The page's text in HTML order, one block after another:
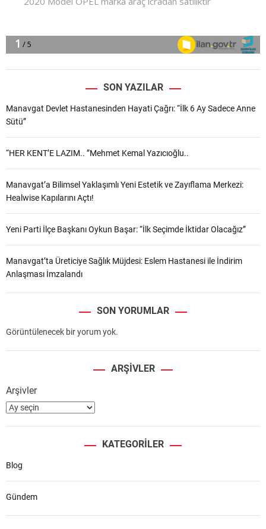
SON YAZILAR
Manavgat Devlet Hastanesinden Hayati Çağrı: “İlk 6 Ay Sadece Anne
Sütü”
“HER KENT’E LAZIM.. ”Mehmet Kemal Yazıcıoğlu..
Manavgat’a Bilimsel Yaklaşımlı Yeni Estetik ve Zayıflama Merkezi:
Healwise Kapılarını Açtı!
Yeni Parti İlçe Başkanı Oykun Başar: “İlk Seçimde İktidar Olacağız”
Manavgat’ta Üreticiye Sağlık Müjdesi: Eslem Hastanesi ile İndirim
Anlaşması İmzalandı
SON YORUMLAR
Görüntülenecek bir yorum yok.
ARŞIVLER
Arşivler
KATEGORILER
Blog
Gündem